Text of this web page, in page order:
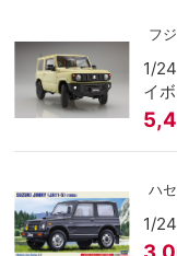
フジ
1/
イ
ハ
1/